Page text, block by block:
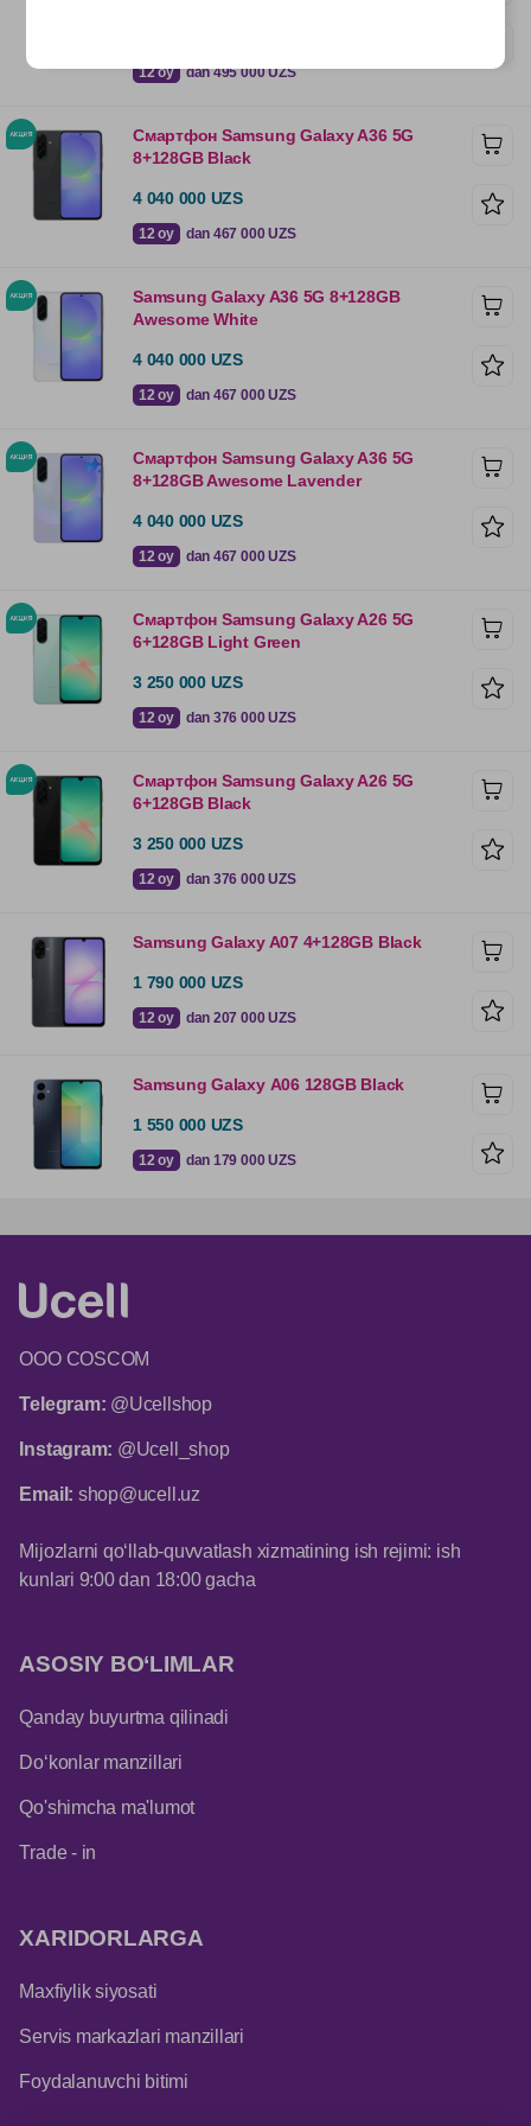
12 oy dan 495 000 UZS
Смартфон Samsung Galaxy A36 5G
8+128GB Black
4 040 000 UZS
12 oy dan 467 000 UZS
Samsung Galaxy A36 5G 8+128GB
Awesome White
4 040 000 UZS
12 oy dan 467 000 UZS
Смартфон Samsung Galaxy A36 5G
8+128GB Awesome Lavender
4 040 000 UZS
12 oy dan 467 000 UZS
Смартфон Samsung Galaxy A26 5G
6+128GB Light Green
3 250 000 UZS
12 oy dan 376 000 UZS
Смартфон Samsung Galaxy A26 5G
6+128GB Black
3 250 000 UZS
12 oy dan 376 000 UZS
Samsung Galaxy A07 4+128GB Black
1 790 000 UZS
12 oy dan 207 000 UZS
Samsung Galaxy А06 128GB Black
1 550 000 UZS
12 oy dan 179 000 UZS
ООО COSCOM
Telegram: @Ucellshop
Instagram: @Ucell_shop
Email: shop@ucell.uz
Mijozlarni qo‘llab-quvvatlash xizmatining ish rejimi: ish
kunlari 9:00 dan 18:00 gacha
ASOSIY BO‘LIMLAR
Qanday buyurtma qilinadi
Do‘konlar manzillari
Qo'shimcha ma'lumot
Trade - in
XARIDORLARGA
Maxfiylik siyosati
Servis markazlari manzillari
Foydalanuvchi bitimi